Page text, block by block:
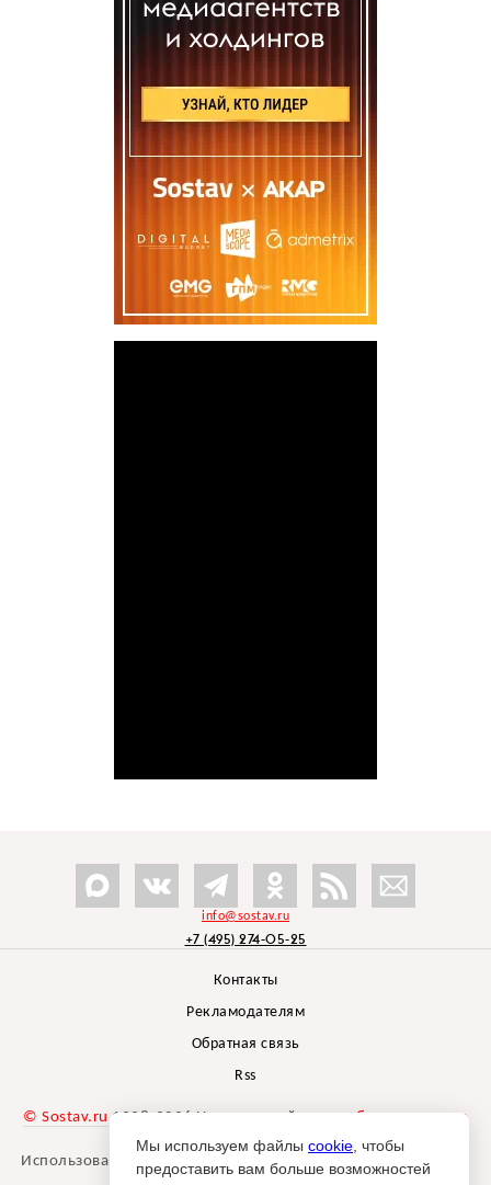
info@sostav.ru
+7 (495) 274-05-25
Контакты
Рекламодателям
Обратная связь
Rss
© Sostav.ru 1998-2026 Независимый проектбрендингового
агентства Depot
Использование материалов Sostav.ru допустимо только при
Мы используем файлы cookie , чтобы
предоставить вам больше возможностей